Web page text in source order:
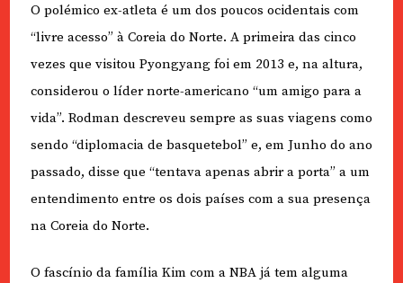
O polémico ex-atleta é um dos poucos ocidentais com
“livre acesso” à Coreia do Norte. A primeira das cinco
vezes que visitou Pyongyang foi em 2013 e, na altura,
considerou o líder norte-americano “um amigo para a
vida”. Rodman descreveu sempre as suas viagens como
sendo “diplomacia de basquetebol” e, em Junho do ano
passado, disse que “tentava apenas abrir a porta” a um
entendimento entre os dois países com a sua presença
na Coreia do Norte.
O fascínio da família Kim com a NBA já tem alguma